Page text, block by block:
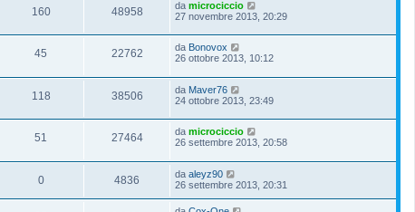
160 48958 da microciccio
27 novembre 2013, 20:29
45 22762 da Bonovox
26 ottobre 2013, 10:12
118 38506 da Maver76
24 ottobre 2013, 23:49
51 27464 da microciccio
26 settembre 2013, 20:58
0 4836 da aleyz90
26 settembre 2013, 20:31